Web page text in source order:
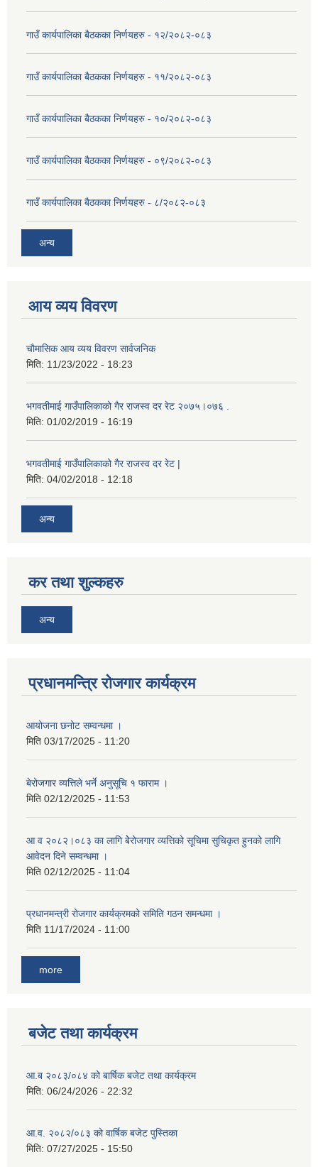
गाउँ कार्यपालिका बैठकका निर्णयहरु - १२/२०८२-०८३
गाउँ कार्यपालिका बैठकका निर्णयहरु - ११/२०८२-०८३
गाउँ कार्यपालिका बैठकका निर्णयहरु - १०/२०८२-०८३
गाउँ कार्यपालिका बैठकका निर्णयहरु - ०९/२०८२-०८३
गाउँ कार्यपालिका बैठकका निर्णयहरु - ८/२०८२-०८३
अन्य
आय व्यय विवरण
चाैमासिक आय व्यय विवरण सार्वजनिक
मिति: 11/23/2022 - 18:23
भगवतीमाई गाउँपालिकाको गैर राजस्व दर रेट २०७५।०७६ .
मिति: 01/02/2019 - 16:19
भगवतीमाई गाउँपालिकाको गैर राजस्व दर रेट |
मिति: 04/02/2018 - 12:18
अन्य
कर तथा शुल्कहरु
अन्य
प्रधानमन्त्रि रोजगार कार्यक्रम
आयोजना छनोट सम्वन्धमा ।
मिति 03/17/2025 - 11:20
बेरोजगार व्यत्तिले भर्ने अनुसूचि १ फाराम ।
मिति 02/12/2025 - 11:53
आ व २०८२।०८३ का लागि बेेरोजगार व्यत्तिको सूचिमा सुचिकृत हुनको लागि
आवेदन दिने सम्वन्धमा ।
मिति 02/12/2025 - 11:04
प्रधानमन्त्री रोजगार कार्यक्रमको समिति गठन समन्धमा ।
मिति 11/17/2024 - 11:00
more
बजेट तथा कार्यक्रम
आ.ब २०८३/०८४ को बार्षिक बजेट तथा कार्यक्रम
मिति: 06/24/2026 - 22:32
आ.व. २०८२/०८३ को वार्षिक बजेट पुस्तिका
मिति: 07/27/2025 - 15:50